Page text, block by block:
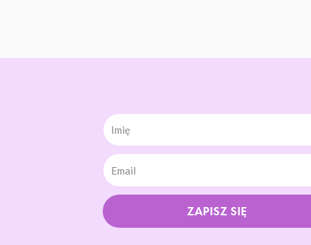
Imię
ZAPISZ SIĘ